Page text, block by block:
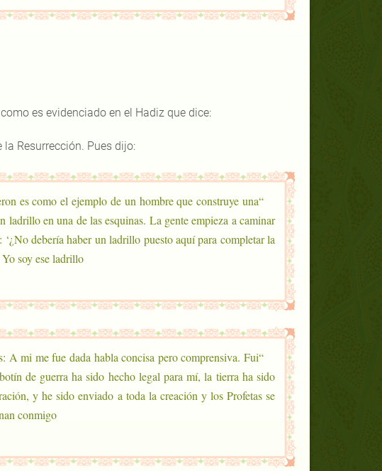
es evidenciado en el Hadiz que dice:
la Resurrección. Pues dijo:
es como el ejemplo de un hombre que construye una
en una de las esquinas. La gente empieza a caminar
debería haber un ladrillo puesto aquí para completar la
soy ese ladrillo”.
A mi me fue dada habla concisa pero comprensiva. Fui
de guerra ha sido hecho legal para mí, la tierra ha sido
y he sido enviado a toda la creación y los Profetas se
conmigo”.